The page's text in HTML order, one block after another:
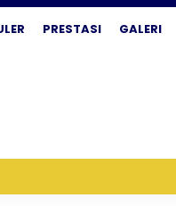
PRESTASI GALERI